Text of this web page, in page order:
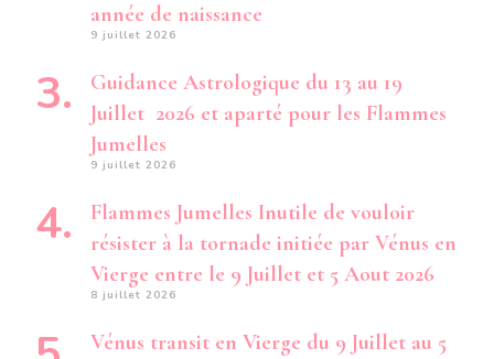
année de naissance
9 juillet 2026
Guidance Astrologique du 13 au 19
Juillet 2026 et aparté pour les Flammes
Jumelles
9 juillet 2026
Flammes Jumelles Inutile de vouloir
résister à la tornade initiée par Vénus en
Vierge entre le 9 Juillet et 5 Aout 2026
8 juillet 2026
Vénus transit en Vierge du 9 Juillet au 5